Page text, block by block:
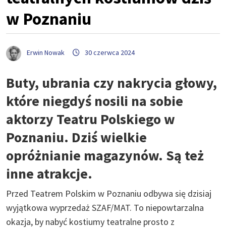
w Poznaniu
Erwin Nowak 30 czerwca 2024
Buty, ubrania czy nakrycia głowy,
które niegdyś nosili na sobie
aktorzy Teatru Polskiego w
Poznaniu. Dziś wielkie
opróżnianie magazynów. Są też
inne atrakcje.
Przed Teatrem Polskim w Poznaniu odbywa się dzisiaj
wyjątkowa wyprzedaż SZAF/MAT. To niepowtarzalna
okazja, by nabyć kostiumy teatralne prosto z